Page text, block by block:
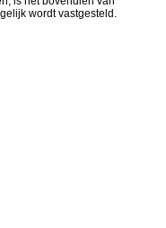
wordt vastgesteld.